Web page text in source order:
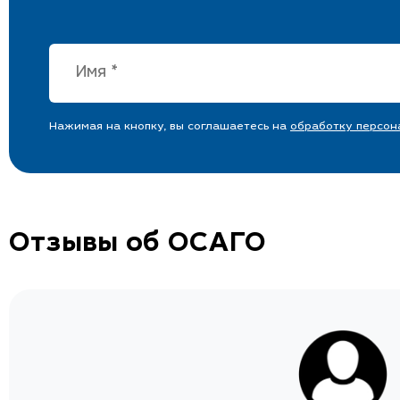
Нажимая на кнопку, вы соглашаетесь на обработку
Отзывы об ОСАГО